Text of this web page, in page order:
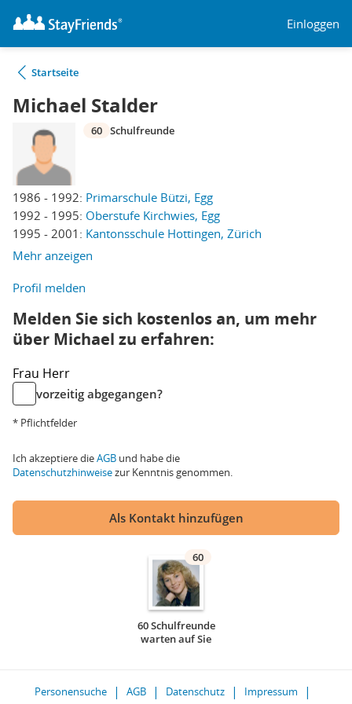
Einloggen
Startseite
Michael Stalder
1986 - 1992: Primarschule Bützi, Egg
1992 - 1995: Oberstufe Kirchwies, Egg
1995 - 2001: Kantonsschule Hottingen, Zürich
Mehr anzeigen
60 Schulfreunde
Profil melden
Melden Sie sich kostenlos an, um mehr
über Michael zu erfahren:
Frau Herr
vorzeitig abgegangen?
* Pflichtfelder
Ich akzeptiere dieAGB und habe die
Datenschutzhinweisezur Kenntnis genommen.
Als Kontakt hinzufügen
60
60 Schulfreunde
warten auf Sie
Personensuche AGB Datenschutz
Impressum